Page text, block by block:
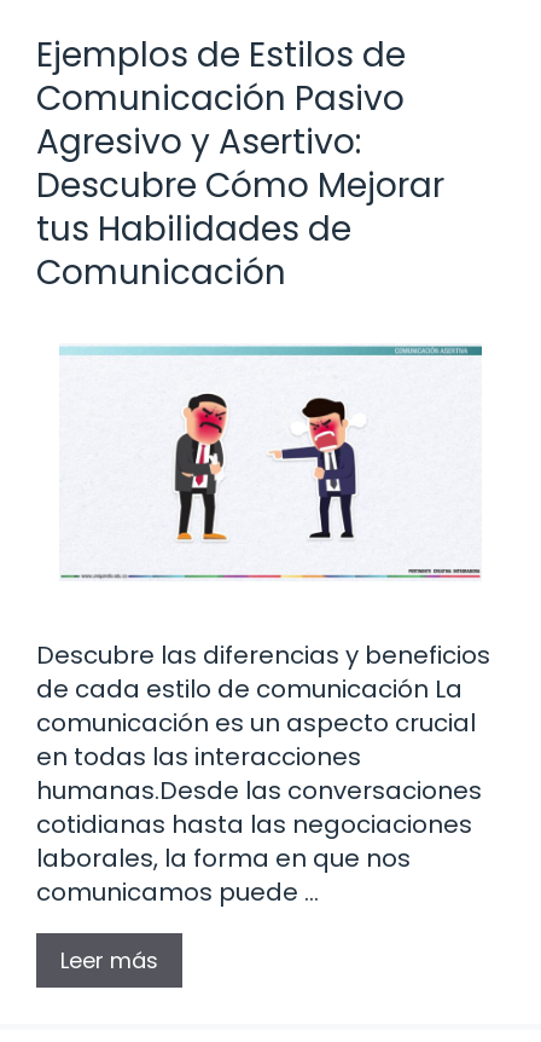
Ejemplos de Estilos de
Comunicación Pasivo
Agresivo y Asertivo:
Descubre Cómo Mejorar
tus Habilidades de
Comunicación
Descubre las diferencias y beneficios
de cada estilo de comunicación La
comunicación es un aspecto crucial
en todas las interacciones
humanas.Desde las conversaciones
cotidianas hasta las negociaciones
laborales, la forma en que nos
comunicamos puede …
Leer más